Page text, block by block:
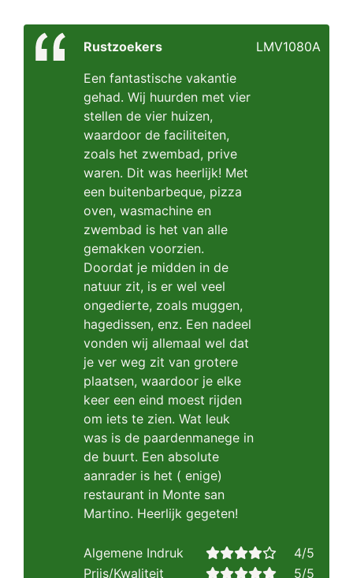
Rustzoekers
Een fantastische vakantie
gehad. Wij huurden met vier
stellen de vier huizen,
waardoor de faciliteiten,
zoals het zwembad, prive
waren. Dit was heerlijk! Met
een buitenbarbeque, pizza
oven, wasmachine en
zwembad is het van alle
gemakken voorzien.
Doordat je midden in de
natuur zit, is er wel veel
ongedierte, zoals muggen,
hagedissen, enz. Een nadeel
vonden wij allemaal wel dat
je ver weg zit van grotere
plaatsen, waardoor je elke
keer een eind moest rijden
om iets te zien. Wat leuk
was is de paardenmanege in
de buurt. Een absolute
aanrader is het ( enige)
restaurant in Monte san
Martino. Heerlijk gegeten!
LMV1080A
Algemene Indruk
4/5
Prijs/Kwaliteit
5/5